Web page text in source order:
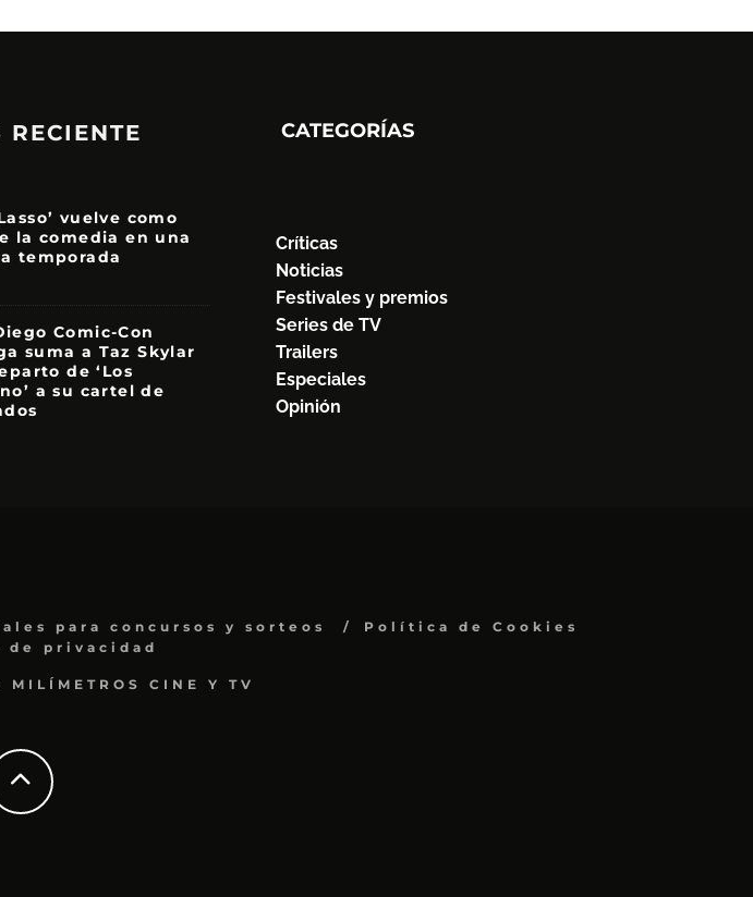
RECIENTE
vuelve como
la comedia en una
temporada
Comic-Con
suma a Taz Skylar
de ‘Los
a su cartel de
CATEGORÍAS
Críticas
Noticias
Festivales y premios
Series de TV
Trailers
Especiales
Opinión
para concursos y sorteos
Política de Cookies
privacidad
CINE Y TV